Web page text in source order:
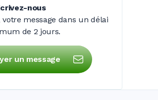
nous
message dans un délai
de 2 jours.
un message